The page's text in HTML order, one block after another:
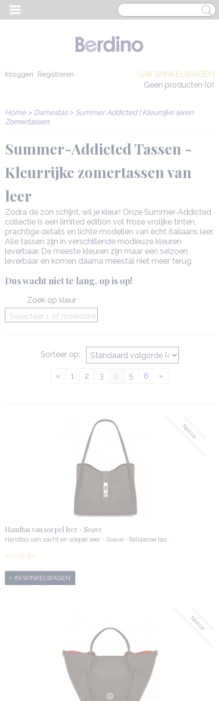
Inloggen Registreren
UW WINKELWAGEN
Geen producten (0)
Home> Damestas> Summer Addicted | Kleurrijke leren
Zomertassen
Summer-Addicted Tassen -
Kleurrijke zomertassen van
leer
Zodra de zon schijnt, wil je kleur! Onze Summer-Addicted
collectie is een limited edition vol frisse vrolijke tinten,
prachtige details en lichte modellen van écht italiaans leer.
Alle tassen zijn in verschillende modieuze kleuren
leverbaar. De meeste kleuren zijn maar één seizoen
leverbaar en komen daarna meestal niet meer terug.
Dus wacht niet te lang, op is op!
Zoek op kleur
Selecteer 1 of meerdere
Sorteer op:
« 1 2 3 4 5 6 »
Nieuw
Handtas van soepel leer - Soave
Handtas van zacht en soepel leer - Soave - Italiaanse tas…
€ 129,99
IN WINKELWAGEN
Nieuw
HEREN